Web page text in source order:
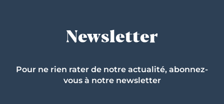
Newsletter
Pour ne rien rater de notre actualité, abonnez-
vous à notre newsletter